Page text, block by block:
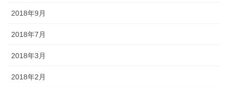
2018年9月
2018年7月
2018年3月
2018年2月